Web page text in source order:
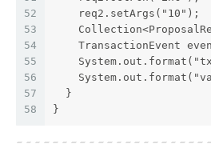
52
53
54
55
56
57
58
    req2.setArgs("10");
TransactionEvent
  }
}